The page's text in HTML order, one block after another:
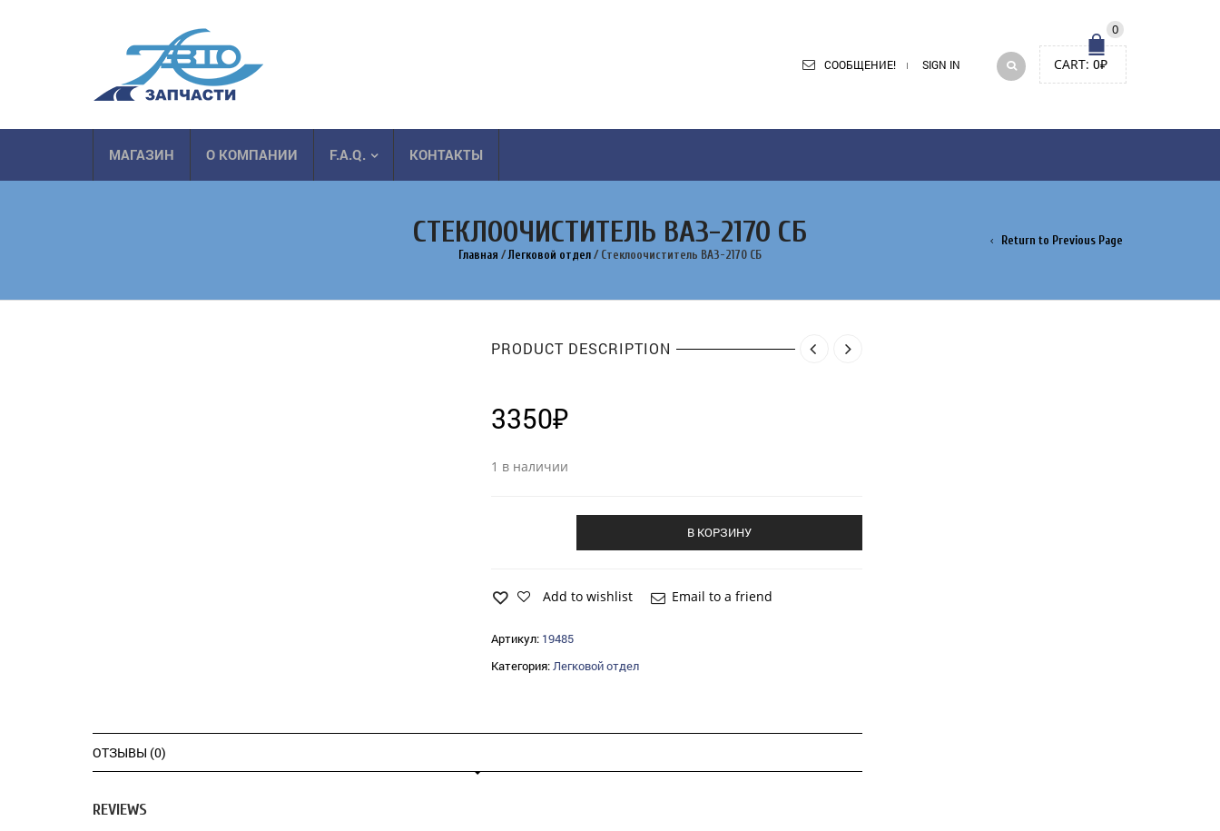
0
CART: 0₽
СООБЩЕНИЕ! SIGN IN
МАГАЗИН О КОМПАНИИ F.A.Q. КОНТАКТЫ
СТЕКЛООЧИСТИТЕЛЬ ВАЗ-2170 СБ
Главная / Легковой отдел / Стеклоочиститель ВАЗ-2170 СБ
Return to Previous Page
PRODUCT DESCRIPTION
3350₽
1 в наличии
В КОРЗИНУ
Add to wishlist Email to a friend
Артикул: 19485
Категория:Легковой отдел
ОТЗЫВЫ (0)
REVIEWS